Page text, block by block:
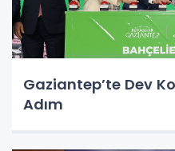
Gaziantep’te Dev
Adım